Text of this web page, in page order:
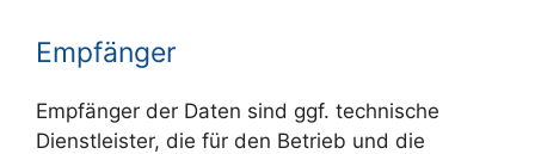
Empfänger
Empfänger der Daten sind ggf. technische
Dienstleister, die für den Betrieb und die